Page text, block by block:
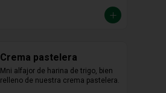
Crema pastelera
Mni alfajor de harina de trigo, bien
relleno de nuestra crema pastelera.